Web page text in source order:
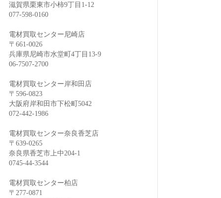
滋賀県栗東市小柿9丁目1-12
077-598-0160
電材買取センター尼崎店
〒661-0026
兵庫県尼崎市水堂町4丁目13-9
06-7507-2700
電材買取センター岸和田店
〒596-0823
大阪府岸和田市下松町5042
072-442-1986
電材買取センター奈良香芝店
〒639-0265
奈良県香芝市上中204-1
0745-44-3544
電材買取センター柏店
〒277-0871